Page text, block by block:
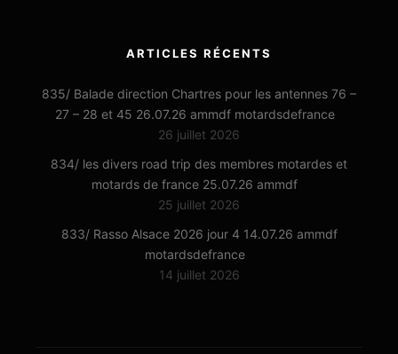
ARTICLES RÉCENTS
835/ Balade direction Chartres pour les antennes 76 –
27 – 28 et 45 26.07.26 ammdf motardsdefrance
26 juillet 2026
834/ les divers road trip des membres motardes et
motards de france 25.07.26 ammdf
25 juillet 2026
833/ Rasso Alsace 2026 jour 4 14.07.26 ammdf
motardsdefrance
14 juillet 2026